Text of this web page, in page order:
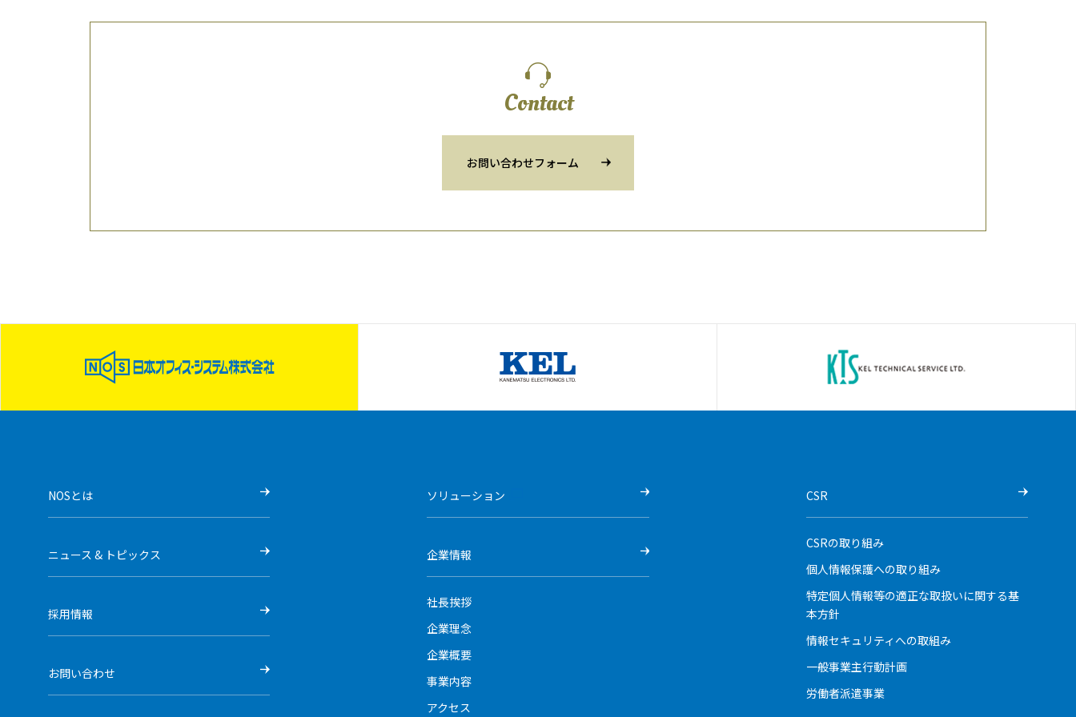
Contact
お問い合わせフォーム
NOSとは
ニュース & トピックス
採用情報
お問い合わせ
ソリューション
企業情報
社長挨拶
企業理念
企業概要
事業内容
アクセス
CSR
CSRの取り組み
個人情報保護への取り組み
特定個人情報等の適正な取扱いに関する基
本方針
情報セキュリティへの取組み
一般事業主行動計画
労働者派遣事業